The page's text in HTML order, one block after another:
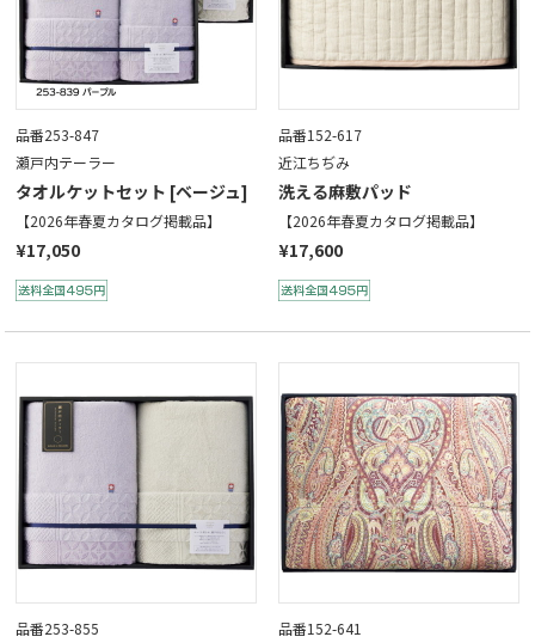
品番253-847
瀬戸内テーラー
タオルケットセット [ベージュ]
【2026年春夏カタログ掲載品】
¥17,050
品番152-617
近江ちぢみ
洗える麻敷パッド
【2026年春夏カタログ掲載品】
¥17,600
品番253-855
品番152-641